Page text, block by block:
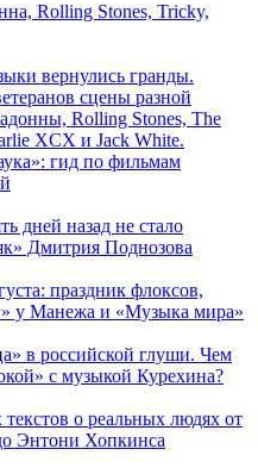
Rolling Stones, Tricky,
вернулись гранды.
сцены разной
Rolling Stones, The
XCX и Jack White.
гид по фильмам
дней назад не стало
Дмитрия Поднозова
праздник флоксов,
у Манежа и «Музыка мира»
в российской глуши. Чем
с музыкой Курехина?
о реальных людях от
Энтони Хопкинса